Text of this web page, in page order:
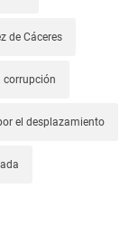
de Cáceres
corrupción
el desplazamiento